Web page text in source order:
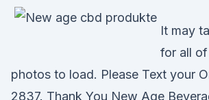
It may
for all of
photos to load. Please Text your
2837. Thank You New Age